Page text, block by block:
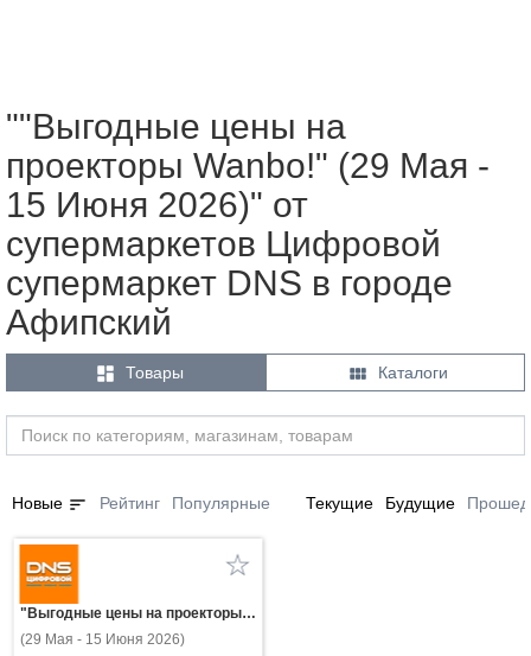
""Выгодные цены на
проекторы Wanbo!" (29 Мая -
15 Июня 2026)" от
супермаркетов Цифровой
супермаркет DNS в городе
Афипский
 Товары  Каталоги
Новые sort Рейтинг Популярные Текущие Будущие
"Выгодные цены на проекторы Wanbo!"
(29 Мая - 15 Июня 2026)